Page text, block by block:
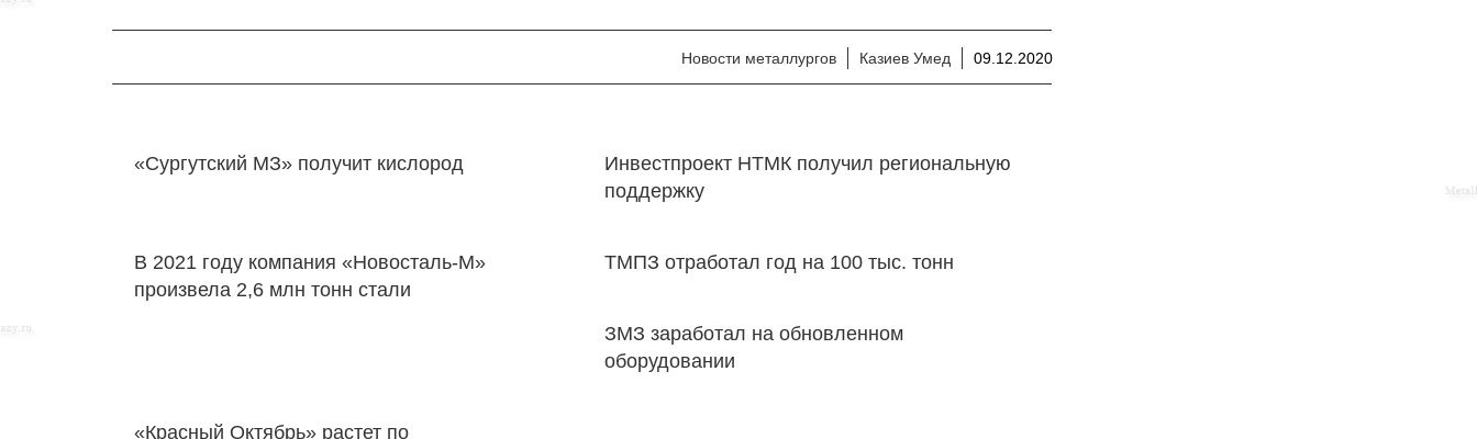
Новости металлургов Казиев Умед 09.12.2020
«Сургутский МЗ» получит кислород
Инвестпроект НТМК получил региональную
поддержку
В 2021 году компания «Новосталь-М»
произвела 2,6 млн тонн стали
ТМПЗ отработал год на 100 тыс. тонн
ЗМЗ заработал на обновленном
оборудовании
«Красный Октябрь» растет по